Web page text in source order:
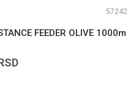
57242
FEEDER OLIVE 1000m